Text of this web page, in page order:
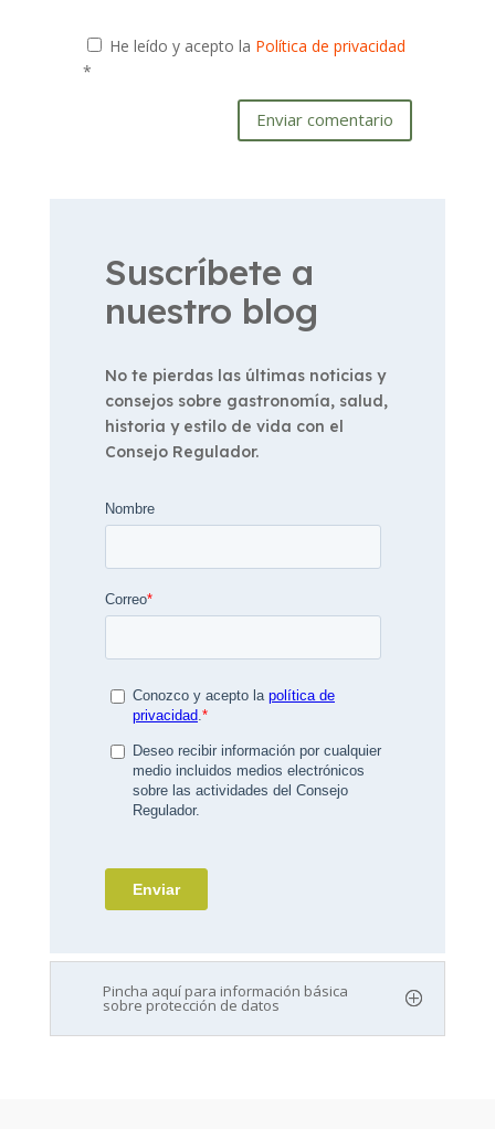
He leído y acepto la Política de privacidad
*
Enviar comentario
Suscríbete a
nuestro blog
No te pierdas las últimas noticias y
consejos sobre gastronomía, salud,
historia y estilo de vida con el
Consejo Regulador.
Pincha aquí para información básica
sobre protección de datos